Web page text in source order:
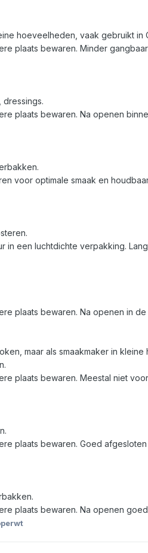
hoeveelheden, vaak gebruikt in
plaats bewaren. Minder
plaats bewaren. Na openen
voor optimale smaak en
in een luchtdichte verpakking.
plaats bewaren. Na openen in
maar als smaakmaker in
plaats bewaren. Meestal niet
plaats bewaren. Goed
plaats bewaren. Na openen